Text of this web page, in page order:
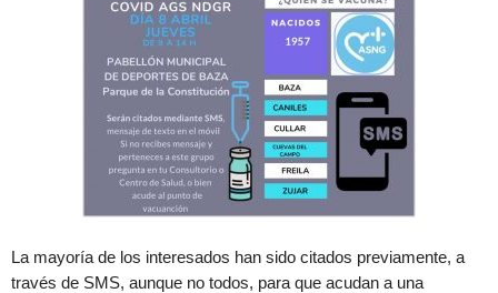
La mayoría de los interesados han sido citados previamente, a
través de SMS, aunque no todos, para que acudan a una